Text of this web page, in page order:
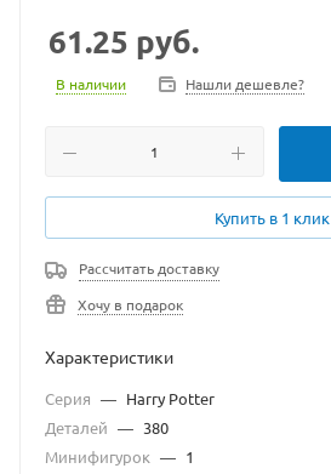
61.25 руб.
В наличии Нашли дешевле?
Купить в 1 клик
Рассчитать доставку
Хочу в подарок
Характеристики
Серия — Harry Potter
Деталей — 380
Минифигурок — 1